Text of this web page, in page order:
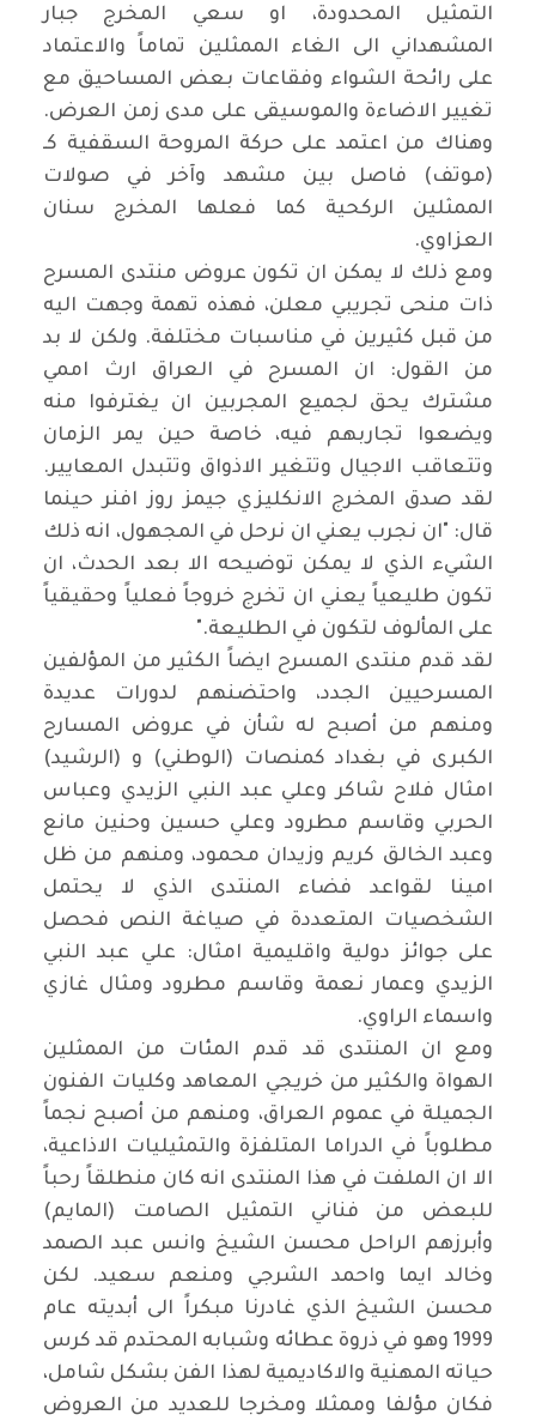
التمثيل المحدودة، او سعي المخرج جبار
المشهداني الى الغاء الممثلين تماماً والاعتماد
على رائحة الشواء وفقاعات بعض المساحيق مع
تغيير الاضاءة والموسيقى على مدى زمن العرض.
وهناك من اعتمد على حركة المروحة السقفية كـ
(موتف) فاصل بين مشهد وآخر في صولات
الممثلين الركحية كما فعلها المخرج سنان
العزاوي.
ومع ذلك لا يمكن ان تكون عروض منتدى المسرح
ذات منحى تجريبي معلن، فهذه تهمة وجهت اليه
من قبل كثيرين في مناسبات مختلفة. ولكن لا بد
من القول: ان المسرح في العراق ارث اممي
مشترك يحق لجميع المجربين ان يغترفوا منه
ويضعوا تجاربهم فيه، خاصة حين يمر الزمان
وتتعاقب الاجيال وتتغير الاذواق وتتبدل المعايير.
لقد صدق المخرج الانكليزي جيمز روز افنر حينما
قال: "ان نجرب يعني ان نرحل في المجهول، انه ذلك
الشيء الذي لا يمكن توضيحه الا بعد الحدث، ان
تكون طليعياً يعني ان تخرج خروجاً فعلياً وحقيقياً
على المألوف لتكون في الطليعة".
لقد قدم منتدى المسرح ايضاً الكثير من المؤلفين
المسرحيين الجدد، واحتضنهم لدورات عديدة
ومنهم من أصبح له شأن في عروض المسارح
الكبرى في بغداد كمنصات (الوطني) و (الرشيد)
امثال فلاح شاكر وعلي عبد النبي الزيدي وعباس
الحربي وقاسم مطرود وعلي حسين وحنين مانع
وعبد الخالق كريم وزيدان محمود، ومنهم من ظل
امينا لقواعد فضاء المنتدى الذي لا يحتمل
الشخصيات المتعددة في صياغة النص فحصل
على جوائز دولية واقليمية امثال: علي عبد النبي
الزيدي وعمار نعمة وقاسم مطرود ومثال غازي
واسماء الراوي.
ومع ان المنتدى قد قدم المئات من الممثلين
الهواة والكثير من خريجي المعاهد وكليات الفنون
الجميلة في عموم العراق، ومنهم من أصبح نجماً
مطلوباً في الدراما المتلفزة والتمثيليات الاذاعية،
الا ان الملفت في هذا المنتدى انه كان منطلقاً رحباً
للبعض من فناني التمثيل الصامت (المايم)
وأبرزهم الراحل محسن الشيخ وانس عبد الصمد
وخالد ايما واحمد الشرجي ومنعم سعيد. لكن
محسن الشيخ الذي غادرنا مبكراً الى أبديته عام
1999 وهو في ذروة عطائه وشبابه المحتدم قد كرس
حياته المهنية والاكاديمية لهذا الفن بشكل شامل،
فكان مؤلفا وممثلا ومخرجا للعديد من العروض